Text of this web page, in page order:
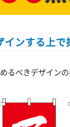
ンする上
るべきデザイン